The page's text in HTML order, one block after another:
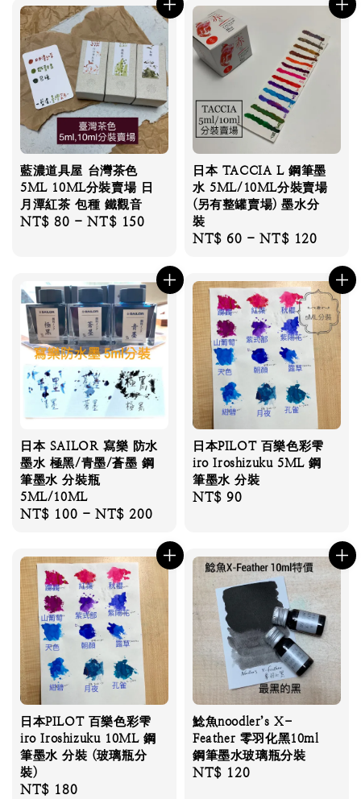
藍濃道具屋 台灣茶色
5ML 10ML分裝賣場 日
月潭紅茶 包種 鐵觀音
Regular
NT$ 80 -NT$ 150
日本 TACCIA L 鋼筆墨
水 5ML/10ML分裝賣場
(另有整罐賣場) 墨水分
裝
Regular
NT$ 60 -NT$ 120
日本 SAILOR 寫樂 防水
墨水 極黑/青墨/蒼墨 鋼
筆墨水 分裝瓶
5ML/10ML
Regular
NT$ 100 -NT$ 200
日本PILOT 百樂色彩雫
iro Iroshizuku 5ML 鋼
筆墨水 分裝
Regular
NT$ 90
日本PILOT 百樂色彩雫
iro Iroshizuku 10ML 鋼
筆墨水 分裝 (玻璃瓶分
裝)
Regular
NT$ 180
鯰魚noodler’s X-
Feather 零羽化黑10ml
鋼筆墨水玻璃瓶分裝
Regular
NT$ 120